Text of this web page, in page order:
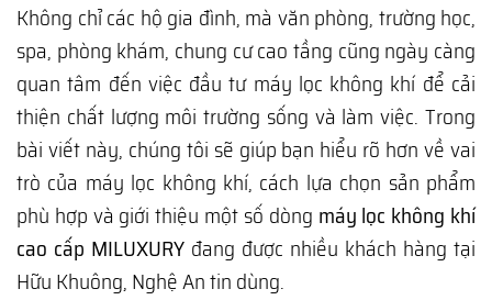
Không chỉ các hộ gia đình, mà văn phòng, trường học,
spa, phòng khám, chung cư cao tầng cũng ngày càng
quan tâm đến việc đầu tư máy lọc không khí để cải
thiện chất lượng môi trường sống và làm việc. Trong
bài viết này, chúng tôi sẽ giúp bạn hiểu rõ hơn về vai
trò của máy lọc không khí, cách lựa chọn sản phẩm
phù hợp và giới thiệu một số dòng máy lọc không khí
cao cấp MILUXURY đang được nhiều khách hàng tại
Hữu Khuông, Nghệ An tin dùng.